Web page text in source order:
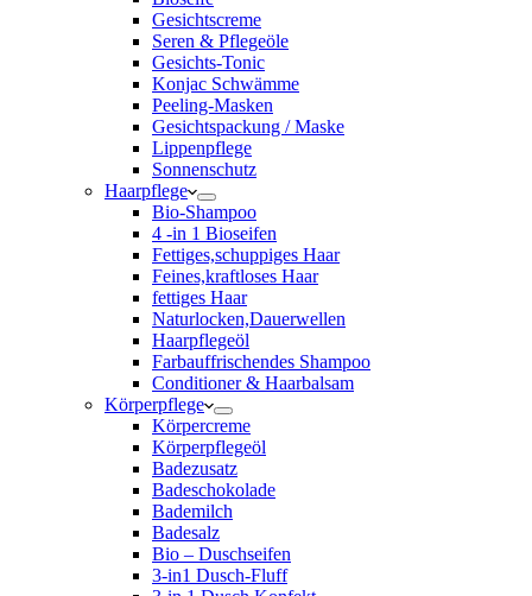
Gesichtscreme
Seren & Pflegeöle
Gesichts-Tonic
Konjac Schwämme
Peeling-Masken
Gesichtspackung / Maske
Lippenpflege
Sonnenschutz
Haarpflege
Bio-Shampoo
4 -in 1 Bioseifen
Fettiges,schuppiges Haar
Feines,kraftloses Haar
fettiges Haar
Naturlocken,Dauerwellen
Haarpflegeöl
Farbauffrischendes Shampoo
Conditioner & Haarbalsam
Körperpflege
Körpercreme
Körperpflegeöl
Badezusatz
Badeschokolade
Bademilch
Badesalz
Bio – Duschseifen
3-in1 Dusch-Fluff